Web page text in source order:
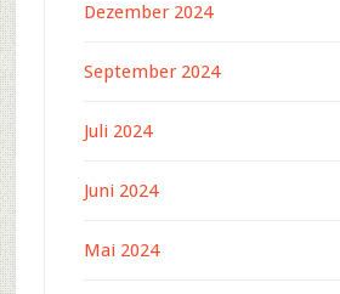
Dezember 2024
September 2024
Juli 2024
Juni 2024
Mai 2024